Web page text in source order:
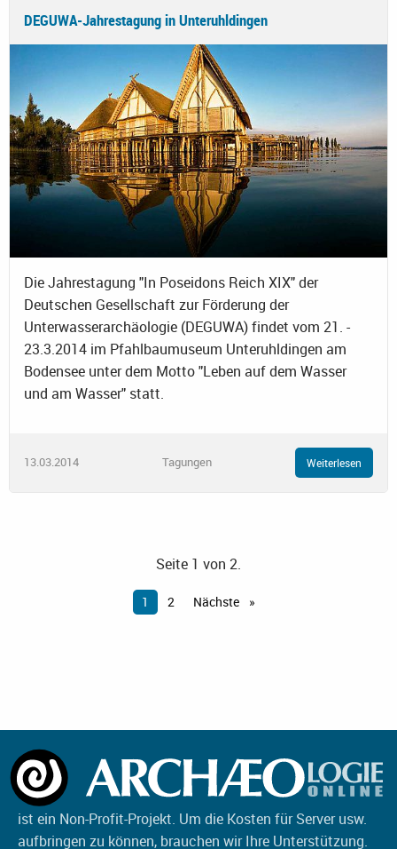
DEGUWA-Jahrestagung in Unteruhldingen
Die Jahrestagung "In Poseidons Reich XIX" der
Deutschen Gesellschaft zur Förderung der
Unterwasserarchäologie (DEGUWA) findet vom 21. -
23.3.2014 im Pfahlbaumuseum Unteruhldingen am
Bodensee unter dem Motto "Leben auf dem Wasser
und am Wasser" statt.
13.03.2014 Tagungen Weiterlesen
Seite 1 von 2.
1 2 Nächste
ist ein Non-Profit-Projekt. Um die Kosten für Server usw.
aufbringen zu können, brauchen wir Ihre Unterstützung.